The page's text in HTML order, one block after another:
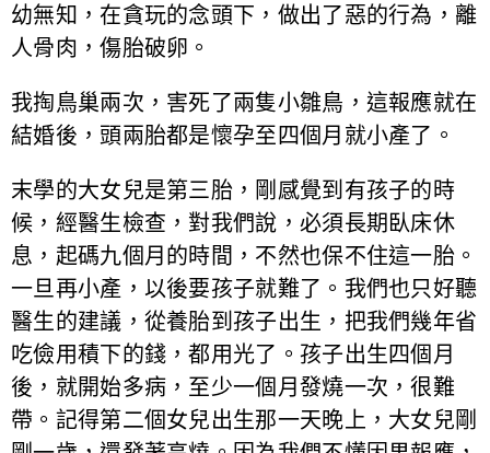
幼無知，在貪玩的念頭下，做出了惡的行為，離
人骨肉，傷胎破卵。
我掏鳥巢兩次，害死了兩隻小雛鳥，這報應就在
結婚後，頭兩胎都是懷孕至四個月就小產了。
末學的大女兒是第三胎，剛感覺到有孩子的時
候，經醫生檢查，對我們說，必須長期臥床休
息，起碼九個月的時間，不然也保不住這一胎。
一旦再小產，以後要孩子就難了。我們也只好聽
醫生的建議，從養胎到孩子出生，把我們幾年省
吃儉用積下的錢，都用光了。孩子出生四個月
後，就開始多病，至少一個月發燒一次，很難
帶。記得第二個女兒出生那一天晚上，大女兒剛